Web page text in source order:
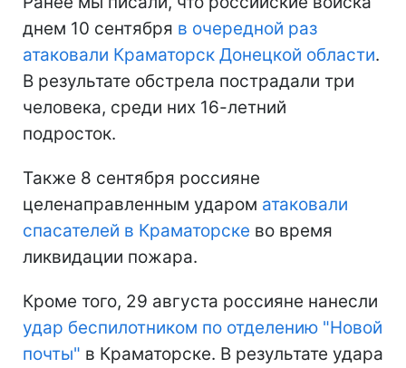
днем 10 сентября в очередной раз
атаковали Краматорск Донецкой области.
В результате обстрела пострадали три
человека, среди них 16-летний
подросток.
Также 8 сентября россияне
целенаправленным ударом атаковали
спасателей в Краматорске во время
ликвидации пожара.
Кроме того, 29 августа россияне нанесли
удар беспилотником по отделению "Новой
почты" в Краматорске. В результате удара